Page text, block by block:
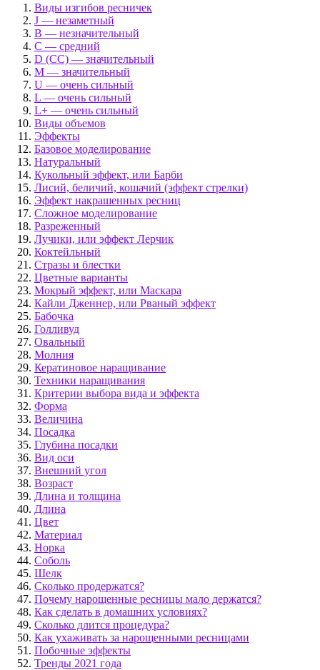
Виды изгибов ресничек
J — незаметный
В — незначительный
С — средний
D (СС) — значительный
М — значительный
U — очень сильный
L — очень сильный
L+ — очень сильный
Виды объемов
Эффекты
Базовое моделирование
Натуральный
Кукольный эффект, или Барби
Лисий, беличий, кошачий (эффект стрелки)
Эффект накрашенных ресниц
Сложное моделирование
Разреженный
Лучики, или эффект Лерчик
Коктейльный
Стразы и блестки
Цветные варианты
Мокрый эффект, или Маскара
Кайли Дженнер, или Рваный эффект
Бабочка
Голливуд
Овальный
Молния
Кератиновое наращивание
Техники наращивания
Критерии выбора вида и эффекта
Форма
Величина
Посадка
Глубина посадки
Вид оси
Внешний угол
Возраст
Длина и толщина
Длина
Цвет
Материал
Норка
Соболь
Шелк
Сколько продержатся?
Почему нарощенные ресницы мало держатся?
Как сделать в домашних условиях?
Сколько длится процедура?
Как ухаживать за нарощенными ресницами
Побочные эффекты
Тренды 2021 года